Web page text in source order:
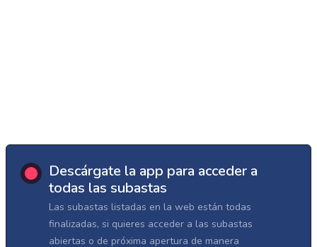
Descárgate la app para acceder a
todas las subastas
Las subastas listadas en la web están todas
finalizadas, si quieres acceder a las subastas
abiertas o de próxima apertura de manera